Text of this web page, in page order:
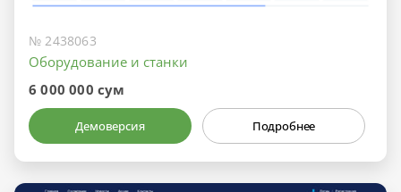
№ 2438063
Оборудование и станки
6 000 000 сум
Демоверсия Подробнее